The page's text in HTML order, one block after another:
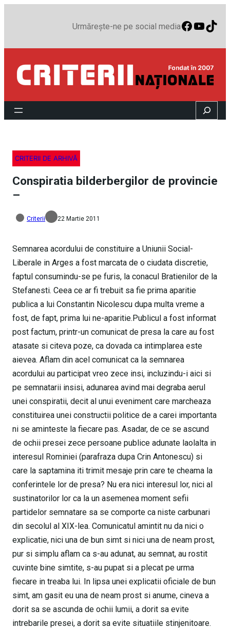
Urmărește-ne pe social media
Search
CRITERII DE ARHIVĂ
Conspiratia bilderbergilor de provincie
–
Criterii 22 Martie 2011
Semnarea acordului de constituire a Uniunii Social-
Liberale in Arges a fost marcata de o ciudata discretie,
faptul consumindu-se pe furis, la conacul Bratienilor de la
Stefanesti. Ceea ce ar fi trebuit sa fie prima aparitie
publica a lui Constantin Nicolescu dupa multa vreme a
fost, de fapt, prima lui ne-aparitie.Publicul a fost informat
post factum, printr-un comunicat de presa la care au fost
atasate si citeva poze, ca dovada ca intimplarea este
aievea. Aflam din acel comunicat ca la semnarea
acordului au participat vreo zece insi, incluzindu-i aici si
pe semnatarii insisi, adunarea avind mai degraba aerul
unei conspiratii, decit al unui eveniment care marcheaza
constituirea unei constructii politice de a carei importanta
ni se aminteste la fiecare pas. Asadar, de ce se ascund
de ochii presei zece persoane publice adunate laolalta in
interesul Rominiei (parafraza dupa Crin Antonescu) si
care la saptamina iti trimit mesaje prin care te cheama la
conferintele lor de presa? Nu era nici interesul lor, nici al
sustinatorilor lor ca la un asemenea moment sefii
partidelor semnatare sa se comporte ca niste carbunari
din secolul al XIX-lea. Comunicatul amintit nu da nici o
explicatie, nici una de bun simt si nici una de neam prost,
pur si simplu aflam ca s-au adunat, au semnat, au rostit
cuvinte bine simtite, s-au pupat si a plecat pe urma
fiecare in treaba lui. In lipsa unei explicatii oficiale de bun
simt, am gasit eu una de neam prost si anume, cineva a
dorit sa se ascunda de ochii lumii, a dorit sa evite
intrebarile presei, a dorit sa evite situatiile stinjenitoare.